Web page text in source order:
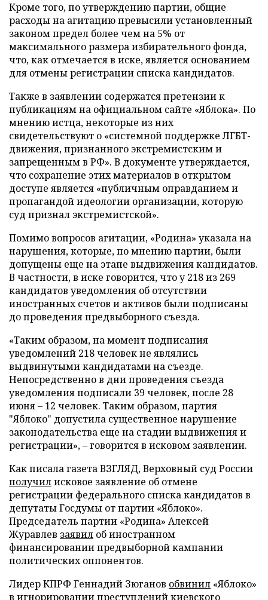
Кроме того, по утверждению партии, общие
расходы на агитацию превысили установленный
законом предел более чем на 5% от
максимального размера избирательного фонда,
что, как отмечается в иске, является основанием
для отмены регистрации списка кандидатов.
Также в заявлении содержатся претензии к
публикациям на официальном сайте «Яблока». По
мнению истца, некоторые из них
свидетельствуют о «системной поддержке ЛГБТ-
движения, признанного экстремистским и
запрещенным в РФ». В документе утверждается,
что сохранение этих материалов в открытом
доступе является «публичным оправданием и
пропагандой идеологии организации, которую
суд признал экстремистской».
Помимо вопросов агитации, «Родина» указала на
нарушения, которые, по мнению партии, были
допущены еще на этапе выдвижения кандидатов.
В частности, в иске говорится, что у 218 из 269
кандидатов уведомления об отсутствии
иностранных счетов и активов были подписаны
до проведения предвыборного съезда.
«Таким образом, на момент подписания
уведомлений 218 человек не являлись
выдвинутыми кандидатами на съезде.
Непосредственно в дни проведения съезда
уведомления подписали 39 человек, после 28
июня – 12 человек. Таким образом, партия
"Яблоко" допустила существенное нарушение
законодательства еще на стадии выдвижения и
регистрации», – говорится в исковом заявлении.
Как писала газета ВЗГЛЯД, Верховный суд России
получилисковое заявление об отмене
регистрации федерального списка кандидатов в
депутаты Госдумы от партии «Яблоко».
Председатель партии «Родина» Алексей
Журавлев заявил об иностранном
финансировании предвыборной кампании
политических оппонентов.
Лидер КПРФ Геннадий Зюганов обвинил «Яблоко»
в игнорировании преступлений киевского